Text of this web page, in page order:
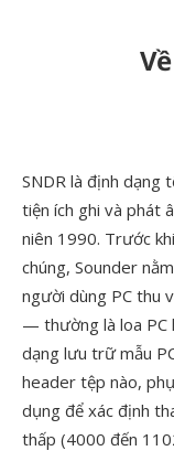
SNDR là định
tiện ích ghi và phát
niên 1990. Trước
chúng, Sounder
người dùng PC thu
— thường là loa PC
dạng lưu trữ mẫu
header tệp nào,
dụng để xác định
thấp (4000 đến